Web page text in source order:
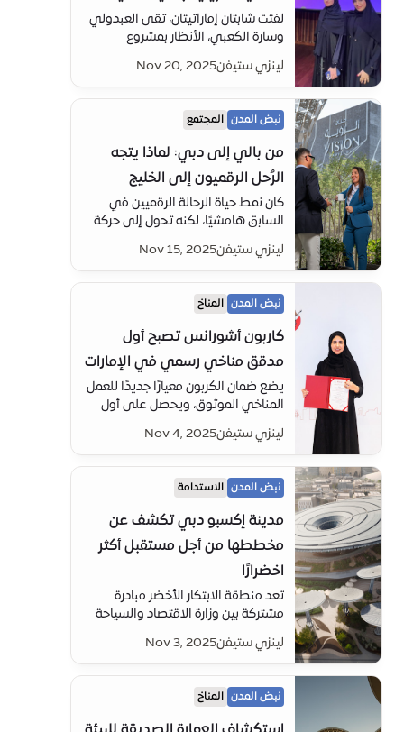
لفتت شابتان إماراتيتان، تقى العبدولي
وسارة الكعبي، الأنظار بمشروع
لإدارة مياه الأمطار في حالات الطوارئ)
– في تأكيد على دور شباب الإمارات
في قيادة التغيير الإيجابي.
لينزي ستيفنNov 20, 2025
نبض المدن المجتمع
من بالي إلى دبي: لماذا يتجه
الرُحل الرقميون إلى الخليج
كان نمط حياة الرحالة الرقميين في
السابق هامشيًا، لكنه تحول إلى حركة
من أبرز مراكزها.
لينزي ستيفنNov 15, 2025
نبض المدن المناخ
كاربون أشورانس تصبح أول
مدقق مناخي رسمي في الإمارات
يضع ضمان الكربون معيارًا جديدًا للعمل
المناخي الموثوق، ويحصل على أول
المتحدة - ويعزز الثقة في بيانات
الكربون من منطقة الاستدامة في
إكسبو سيتي دبي.
لينزي ستيفنNov 4, 2025
نبض المدن الاستدامة
مدينة إكسبو دبي تكشف عن
مخططها من أجل مستقبل أكثر
اخضرارًا
تعد منطقة الابتكار الأخضر مبادرة
مشتركة بين وزارة الاقتصاد والسياحة
الاتجاه القوي لإنشاء مراكز جغرافية
مخصصة لدمج البحث والأعمال
والمواهب.
لينزي ستيفنNov 3, 2025
نبض المدن المناخ